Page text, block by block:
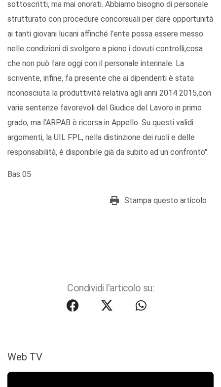
sottoscritti, ma mai onorati. Abbiamo bisogno di personale
strutturato con procedure concorsuali per dare opportunità
ai tanti giovani lucani affinché l’ente possa essere messo
nelle condizioni di svolgere a pieno i dovuti controlli,cosa
che non può fare oggi con il personale interinale. La
scrivente, infine, fa presente che ai dipendenti è stata
riconosciuta la produttività relativa agli anni 2014 2015,con
varie sentenze favorevoli del Giudice del Lavoro in primo
grado, ma l’ARPAB è ricorsa in Appello. Su questi validi
argomenti, la UIL FPL, nella distinzione dei ruoli e delle
responsabilità, è disponibile già da subito ad un confronto".
Bas 05
Stampa questo articolo
Condividi l'articolo su:
Web TV